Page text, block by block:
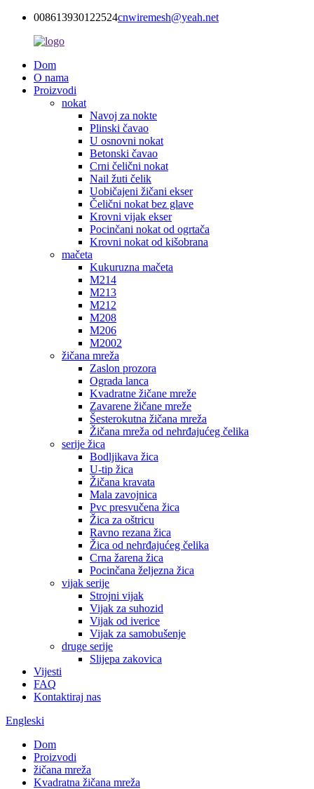
008613930122524cnwiremesh@yeah.net
Dom
O nama
Proizvodi
nokat
Navoj za nokte
Plinski čavao
U osnovni nokat
Betonski čavao
Crni čelični nokat
Nail žuti čelik
Uobičajeni žičani ekser
Čelični nokat bez glave
Krovni vijak ekser
Pocinčani nokat od ogrtača
Krovni nokat od kišobrana
mačeta
Kukuruzna mačeta
M214
M213
M212
M208
M206
M2002
žičana mreža
Zaslon prozora
Ograda lanca
Kvadratne žičane mreže
Zavarene žičane mreže
Šesterokutna žičana mreža
Žičana mreža od nehrđajućeg čelika
serije žica
Bodljikava žica
U-tip žica
Žičana kravata
Mala zavojnica
Pvc presvučena žica
Žica za oštricu
Ravno rezana žica
Žica od nehrđajućeg čelika
Crna žarena žica
Pocinčana željezna žica
vijak serije
Strojni vijak
Vijak za suhozid
Vijak od iverice
Vijak za samobušenje
druge serije
Slijepa zakovica
Vijesti
FAQ
Kontaktiraj nas
Engleski
Dom
Proizvodi
žičana mreža
Kvadratna žičana mreža